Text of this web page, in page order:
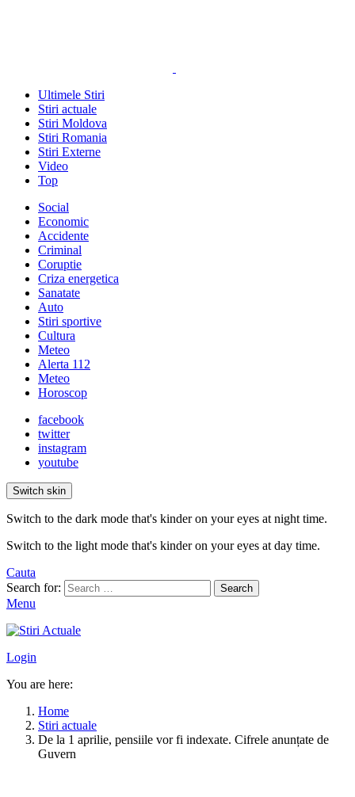
Ultimele Stiri
Stiri actuale
Stiri Moldova
Stiri Romania
Stiri Externe
Video
Top
Social
Economic
Accidente
Criminal
Coruptie
Criza energetica
Sanatate
Auto
Stiri sportive
Cultura
Meteo
Alerta 112
Meteo
Horoscop
facebook
twitter
instagram
youtube
Switch skin
Switch to the dark mode that's kinder on your eyes at night time.
Switch to the light mode that's kinder on your eyes at day time.
Cauta
Search for:
Search
Menu
Login
You are here:
Home
Stiri actuale
De la 1 aprilie, pensiile vor fi indexate. Cifrele anunțate de
Guvern